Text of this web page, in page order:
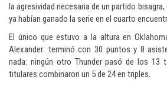
la agresividad necesaria de un partido
ya habían ganado la serie en el cuarto
El único que estuvo a la altura en
Alexander: terminó con 30 puntos y 8
nada: ningún otro Thunder pasó de los
titulares combinaron un 5 de 24 en triples.